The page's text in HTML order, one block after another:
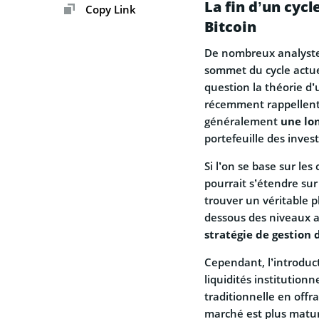
Copy Link
La fin d’un
Bitcoin
De nombreux
sommet du cycle
question la théorie
récemment
généralement une
portefeuille des
Si l’on se base sur
pourrait s’étendre
trouver un véritable
dessous des niveaux
stratégie de gestion
Cependant,
liquidités
traditionnelle en
marché est plus